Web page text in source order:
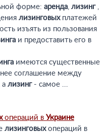
форме: аренда, лизинг,
лизинговыхплатежей
изъять из пользования
и предоставить его в
имеются существенные
соглашение между
а лизинг- самое ...
операций в Украине
лизинговыхопераций в